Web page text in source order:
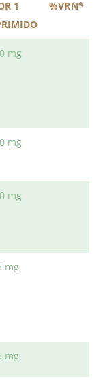
1
%VRN*
mg
mg
mg
mg
mg